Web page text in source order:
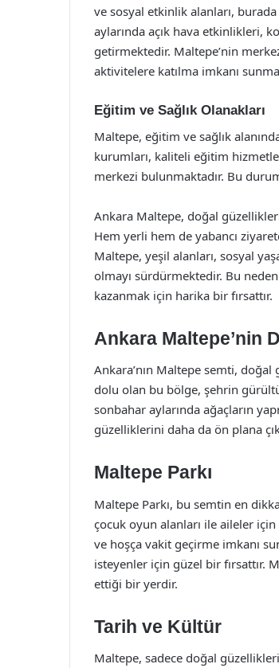
ve sosyal etkinlik alanları,
aylarında açık hava etkinlikleri,
getirmektedir. Maltepe’nin
aktivitelere katılma imkanı
Eğitim ve Sağlık Olanakları
Maltepe, eğitim ve sağlık
kurumları, kaliteli eğitim
merkezi bulunmaktadır. Bu
Ankara Maltepe, doğal
Hem yerli hem de yabancı
Maltepe, yeşil alanları, sosyal
olmayı sürdürmektedir. Bu
kazanmak için harika bir fırsattır.
Ankara Maltepe’nin
Ankara’nın Maltepe semti,
dolu olan bu bölge, şehrin
sonbahar aylarında ağaçların
güzelliklerini daha da ön plana
Maltepe Parkı
Maltepe Parkı, bu semtin en
çocuk oyun alanları ile aileler
ve hoşça vakit geçirme imkanı
isteyenler için güzel bir fırsattır.
ettiği bir yerdir.
Tarih ve Kültür
Maltepe, sadece doğal